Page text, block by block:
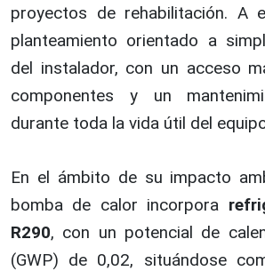
proyectos de rehabilitación. A
planteamiento orientado a
del instalador, con un acceso
componentes y un
durante toda la vida útil del
En el ámbito de su impacto
bomba de calor incorpora
R290, con un potencial de
(GWP) de 0,02, situándose